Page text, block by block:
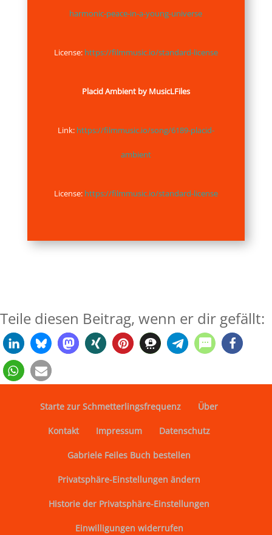
harmonic-peace-in-a-young-universe
License: https://filmmusic.io/standard-license
Placid Ambient by MusicLFiles
Link: https://filmmusic.io/song/6189-placid-
ambient
License: https://filmmusic.io/standard-license
Teile diesen Beitrag, wenn er dir gefällt:
Starte zur Schmetterlingsfrequenz Über
Kontakt Impressum Datenschutz
Gabriele Feiles Buch bestellen
Privatsphäre-Einstellungen ändern
Historie der Privatsphäre-Einstellungen
Einwilligungen widerrufen